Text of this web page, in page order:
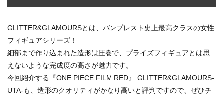
GLITTER&GLAMOURSとは、バンプレスト史上最高クラスの女性
フィギュアシリーズ！
細部まで作り込まれた造形は圧巻で、プライズフィギュアとは思
えないような完成度の高さが魅力です。
今回紹介する『ONE PIECE FILM RED』 GLITTER&GLAMOURS-
UTA-も、造形のクオリティがかなり高いと評判ですので、ぜひチ